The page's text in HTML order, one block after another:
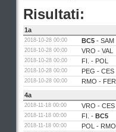
Risultati:
1a
2018-10-28 00:00 BC5 - SAM
2018-10-28 00:00 VRO - VAL
2018-10-28 00:00 FI. - POL
2018-10-28 00:00 PEG - CES
2018-10-28 00:00 RMO - FER
4a
2018-11-18 00:00 VRO - CES
2018-11-18 00:00 FI. - BC5
2018-11-18 00:00 POL - RMO